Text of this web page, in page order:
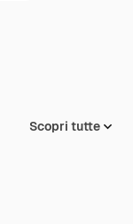
Scopri tutte